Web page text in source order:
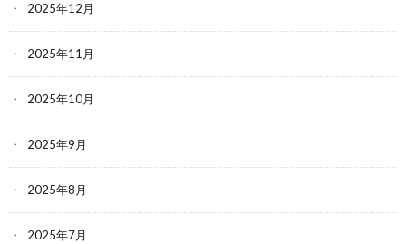
2025年12月
2025年11月
2025年10月
2025年9月
2025年8月
2025年7月